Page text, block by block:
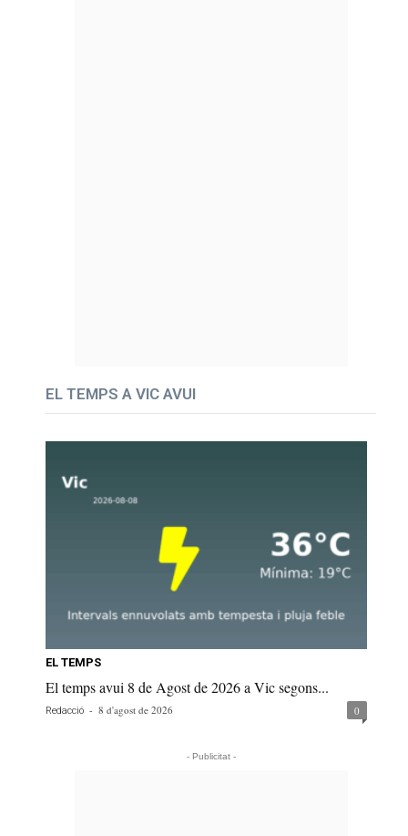
EL TEMPS A VIC AVUI
EL TEMPS
El temps avui 8 de Agost de 2026 a Vic segons...
Redacció - 8 d'agost de 2026 0
- Publicitat -